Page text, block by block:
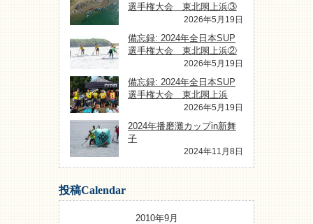
選手権大会 東北閖上浜③
2026年5月19日
備忘録: 2024年全日本SUP
選手権大会 東北閖上浜②
2026年5月19日
備忘録: 2024年全日本SUP
選手権大会 東北閖上浜
2026年5月19日
2024年播磨灘カップin新舞
子
2024年11月8日
投稿Calendar
2010年9月